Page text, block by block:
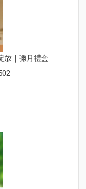
放｜彌月禮盒